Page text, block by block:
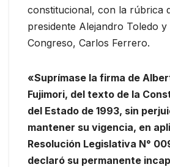
constitucional, con la rúbrica
presidente Alejandro Toledo
Congreso, Carlos Ferrero.
«Suprímase la firma de
Fujimori, del texto de la
del Estado de 1993, sin
mantener su vigencia, en
Resolución Legislativa N°
declaró su permanente